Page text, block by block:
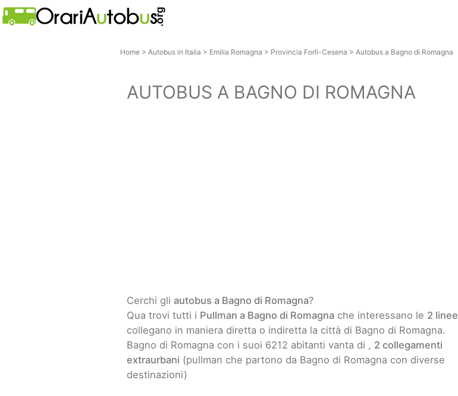
Home> Autobus in Italia > Emilia Romagna > Provincia Forlì-Cesena > Autobus a Bagno di Romagna
AUTOBUS A BAGNO DI ROMAGNA
Cerchi gli autobus a Bagno di Romagna?
Qua trovi tutti i Pullman a Bagno di Romagnache interessano le 2 linee
collegano in maniera diretta o indiretta la città di Bagno di Romagna.
Bagno di Romagna con i suoi 6212 abitanti vanta di , 2 collegamenti
extraurbani (pullman che partono da Bagno di Romagna con diverse
destinazioni)